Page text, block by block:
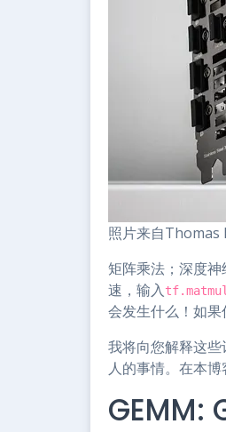
照片来自
矩阵乘法；深度
速，输入tf.matmul
会发生什么！如果
我将向您解释这
人的事情。在本
GEMM: